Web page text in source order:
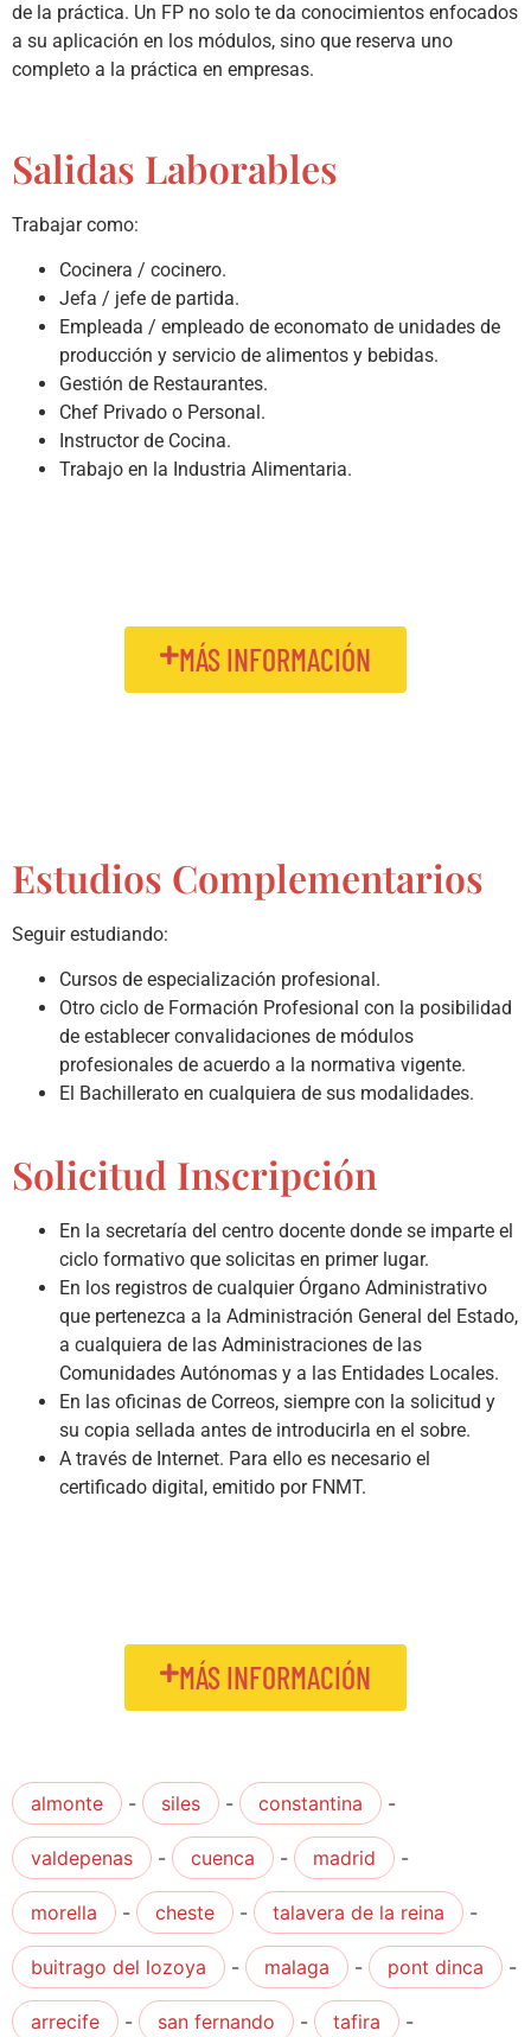
de la práctica. Un FP no solo te da conocimientos enfocados
a su aplicación en los módulos, sino que reserva uno
completo a la práctica en empresas.
Salidas Laborables
Trabajar como:
Cocinera / cocinero.
Jefa / jefe de partida.
Empleada / empleado de economato de unidades de
producción y servicio de alimentos y bebidas.
Gestión de Restaurantes.
Chef Privado o Personal.
Instructor de Cocina.
Trabajo en la Industria Alimentaria.
MÁS INFORMACIÓN
Estudios Complementarios
Seguir estudiando:
Cursos de especialización profesional.
Otro ciclo de Formación Profesional con la posibilidad
de establecer convalidaciones de módulos
profesionales de acuerdo a la normativa vigente.
El Bachillerato en cualquiera de sus modalidades.
Solicitud Inscripción
En la secretaría del centro docente donde se imparte el
ciclo formativo que solicitas en primer lugar.
En los registros de cualquier Órgano Administrativo
que pertenezca a la Administración General del Estado,
a cualquiera de las Administraciones de las
Comunidades Autónomas y a las Entidades Locales.
En las oficinas de Correos, siempre con la solicitud y
su copia sellada antes de introducirla en el sobre.
A través de Internet. Para ello es necesario el
certificado digital, emitido por FNMT.
MÁS INFORMACIÓN
almonte - siles - constantina -
valdepenas - cuenca - madrid -
morella - cheste - talavera de la reina -
buitrago del lozoya - malaga - pont dinca -
arrecife - san fernando - tafira -